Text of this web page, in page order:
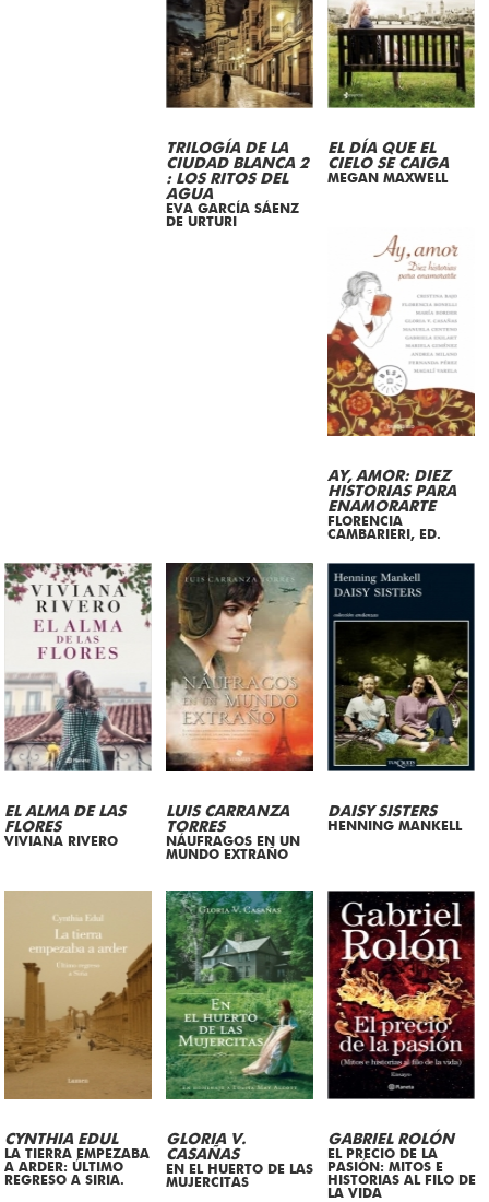
TRILOGÍA DE LA
CIUDAD BLANCA 2
: LOS RITOS DEL
AGUA
EVA GARCÍA SÁENZ
DE URTURI
EL DÍA QUE EL
CIELO SE CAIGA
MEGAN MAXWELL
AY, AMOR: DIEZ
HISTORIAS PARA
ENAMORARTE
FLORENCIA
CAMBARIERI, ED.
EL ALMA DE LAS
FLORES
VIVIANA RIVERO
LUIS CARRANZA
TORRES
NÁUFRAGOS EN UN
MUNDO EXTRAÑO
DAISY SISTERS
HENNING MANKELL
CYNTHIA EDUL
LA TIERRA EMPEZABA
A ARDER: ÚLTIMO
REGRESO A SIRIA.
GLORIA V.
CASAÑAS
EN EL HUERTO DE LAS
MUJERCITAS
GABRIEL ROLÓN
EL PRECIO DE LA
PASIÓN: MITOS E
HISTORIAS AL FILO DE
LA VIDA